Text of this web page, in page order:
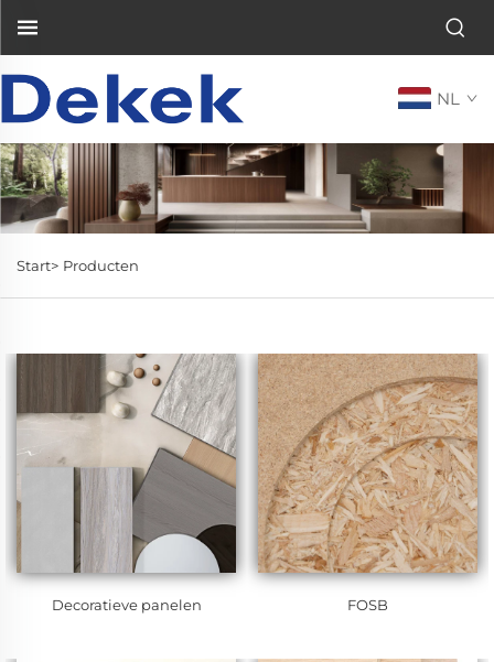
NL
Start> Producten
Decoratieve panelen FOSB